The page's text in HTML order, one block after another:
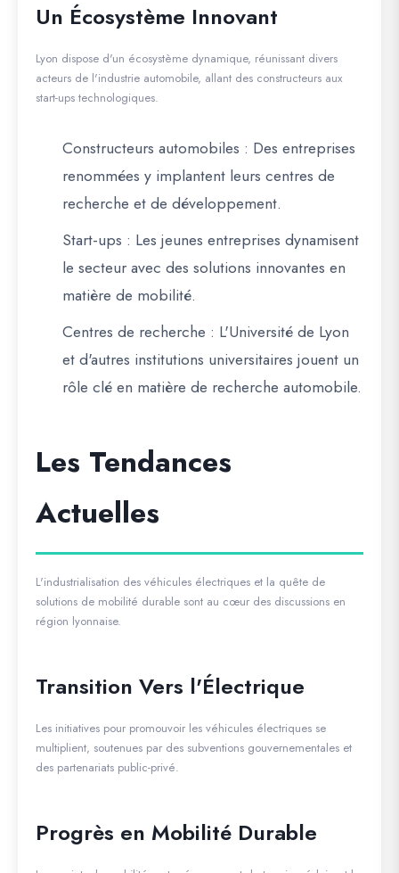
Un Écosystème Innovant
Lyon dispose d'un écosystème dynamique, réunissant divers
acteurs de l'industrie automobile, allant des constructeurs aux
start-ups technologiques.
Constructeurs automobiles : Des entreprises
renommées y implantent leurs centres de
recherche et de développement.
Start-ups : Les jeunes entreprises dynamisent
le secteur avec des solutions innovantes en
matière de mobilité.
Centres de recherche : L'Université de Lyon
et d'autres institutions universitaires jouent un
rôle clé en matière de recherche automobile.
Les Tendances
Actuelles
L'industrialisation des véhicules électriques et la quête de
solutions de mobilité durable sont au cœur des discussions en
région lyonnaise.
Transition Vers l'Électrique
Les initiatives pour promouvoir les véhicules électriques se
multiplient, soutenues par des subventions gouvernementales et
des partenariats public-privé.
Progrès en Mobilité Durable